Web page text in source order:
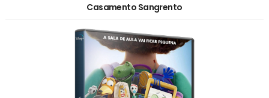
Casamento Sangrento